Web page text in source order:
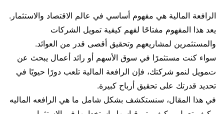
الرافعة المالية هي مفهوم أساسي في عالم الاقتصاد والاستثمار.
يعد هذا المفهوم مفتاحًا لفهم كيفية تمويل الشركات
والمستثمرين لمشاريعهم وتحقيق أقصى قدر من العوائد.
سواء كنت مستثمرًا في سوق الأسهم أو رائد أعمال يبحث عن
تمويل لنمو شركتك، فإن الرافعة المالية تلعب دورًا حيويًا في
تحديد قدرتك على تحقيق أرباح كبيرة.
في هذا المقال، سنستكشف بشكل شامل ما هي الرافعه الماليه